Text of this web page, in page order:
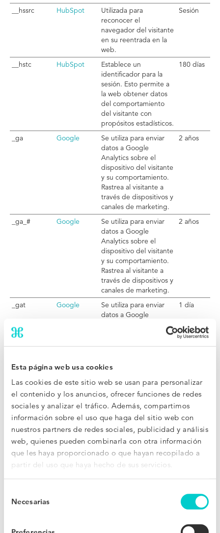
Esta página web usa cookies
Las cookies de este sitio web se usan para personalizar
el contenido y los anuncios, ofrecer funciones de redes
sociales y analizar el tráfico. Además, compartimos
información sobre el uso que haga del sitio web con
nuestros partners de redes sociales, publicidad y análisis
web, quienes pueden combinarla con otra información
que les haya proporcionado o que hayan recopilado a
partir del uso que haya hecho de sus servicios.
deNecesarias
__hssrc HubSpot
Utilizada para
reconocer el
navegador del visitante
en su reentrada en la
web.
Sesión
__hstc HubSpot
Establece un
identificador para la
sesión. Esto permite a
la web obtener datos
del comportamiento
del visitante con
propósitos estadísticos.
180 días
_ga Google
Se utiliza para enviar
datos a Google
Analytics sobre el
dispositivo del visitante
y su comportamiento.
Rastrea al visitante a
través de dispositivos y
canales de marketing.
2 años
_ga_# Google
Se utiliza para enviar
datos a Google
Analytics sobre el
dispositivo del visitante
y su comportamiento.
Rastrea al visitante a
través de dispositivos y
canales de marketing.
2 años
_gat Google
Se utiliza para enviar
datos a Google
dispositivo del visitante
y su comportamiento.
través de dispositivos y
1 día
interactions#
cta [x3]
Network
Se utiliza para rastrear
las interacciones con
los elementos de
llamada a la acción
(CTA) de un sitio web.
La cookie registra
visualiza o hace clic en
un CTA de HubSpot,
te